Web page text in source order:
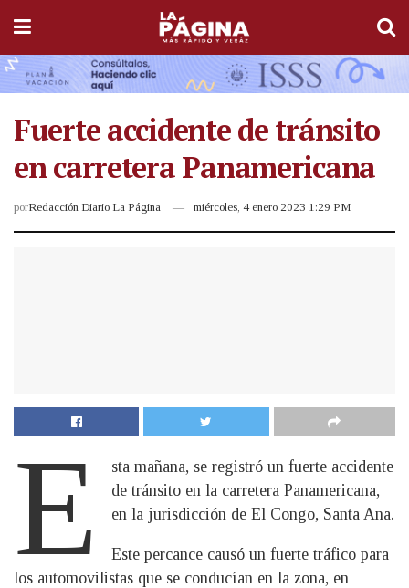
Fuerte accidente de tránsito
en carretera Panamericana
porRedacción Diario La Página miércoles, 4 enero 2023 1:29 PM
E
sta mañana, se registró un fuerte accidente
de tránsito en la carretera Panamericana,
en la jurisdicción de El Congo, Santa Ana.
Este percance causó un fuerte tráfico para
los automovilistas que se conducían en la zona, en